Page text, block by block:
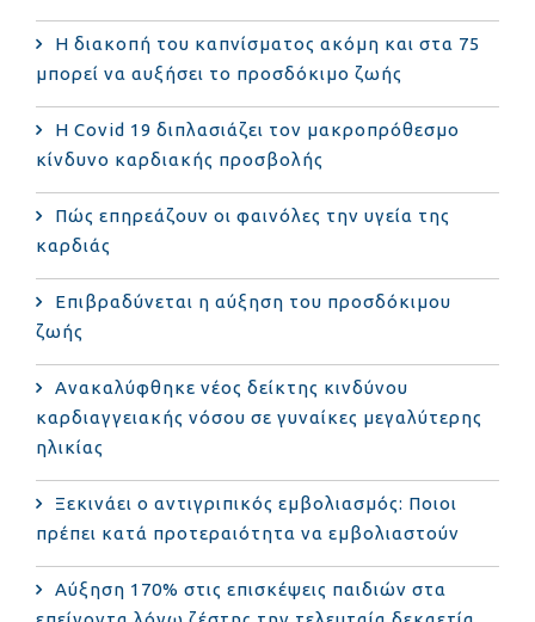
Η διακοπή του καπνίσματος ακόμη και στα 75
μπορεί να αυξήσει το προσδόκιμο ζωής
Η Covid 19 διπλασιάζει τον μακροπρόθεσμο
κίνδυνο καρδιακής προσβολής
Πώς επηρεάζουν οι φαινόλες την υγεία της
καρδιάς
Επιβραδύνεται η αύξηση του προσδόκιμου
ζωής
Ανακαλύφθηκε νέος δείκτης κινδύνου
καρδιαγγειακής νόσου σε γυναίκες μεγαλύτερης
ηλικίας
Ξεκινάει ο αντιγριπικός εμβολιασμός: Ποιοι
πρέπει κατά προτεραιότητα να εμβολιαστούν
Αύξηση 170% στις επισκέψεις παιδιών στα